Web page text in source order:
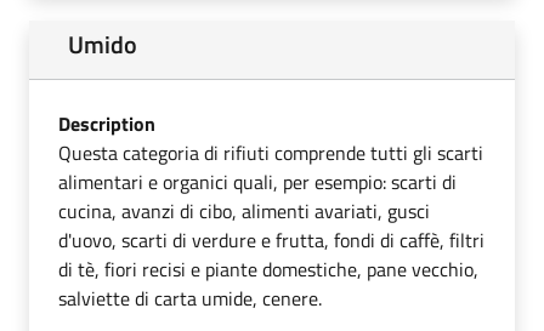
Umido
Description
Questa categoria di rifiuti comprende tutti gli scarti
alimentari e organici quali, per esempio: scarti di
cucina, avanzi di cibo, alimenti avariati, gusci
d'uovo, scarti di verdure e frutta, fondi di caffè, filtri
di tè, fiori recisi e piante domestiche, pane vecchio,
salviette di carta umide, cenere.